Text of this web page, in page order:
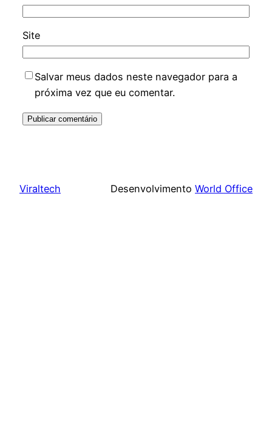
Site
Salvar meus dados neste navegador para a
próxima vez que eu comentar.
Viraltech Desenvolvimento World Office